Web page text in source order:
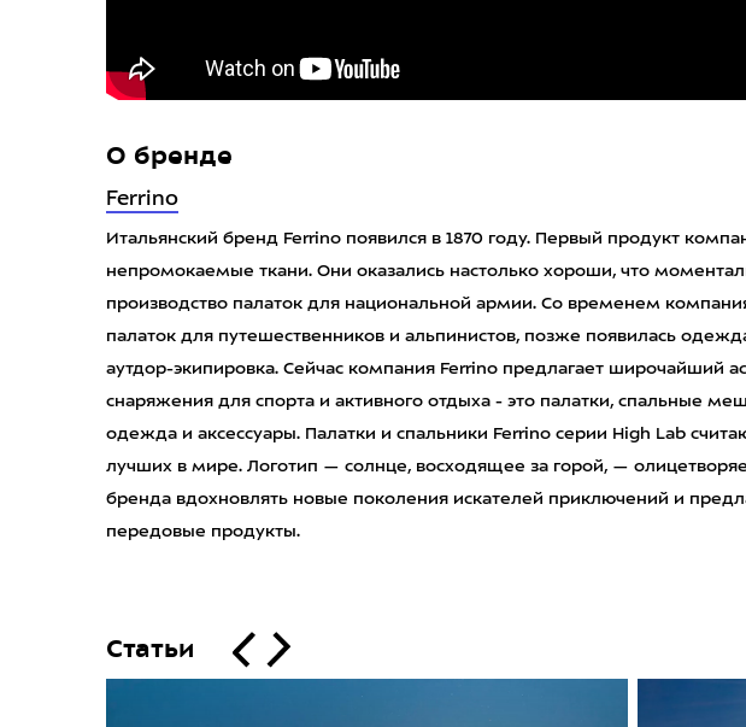
О бренде
Ferrino
Итальянский бренд Ferrino появился в 1870 году. Первый продукт
непромокаемые ткани. Они оказались настолько хороши, что
производство палаток для национальной армии. Со временем
палаток для путешественников и альпинистов, позже появилась
аутдор-экипировка. Сейчас компания Ferrino предлагает широчайший
снаряжения для спорта и активного отдыха - это палатки, спальные
одежда и аксессуары. Палатки и спальники Ferrino серии High Lab
лучших в мире. Логотип — солнце, восходящее за горой, —
бренда вдохновлять новые поколения искателей приключений и
передовые продукты.
Статьи